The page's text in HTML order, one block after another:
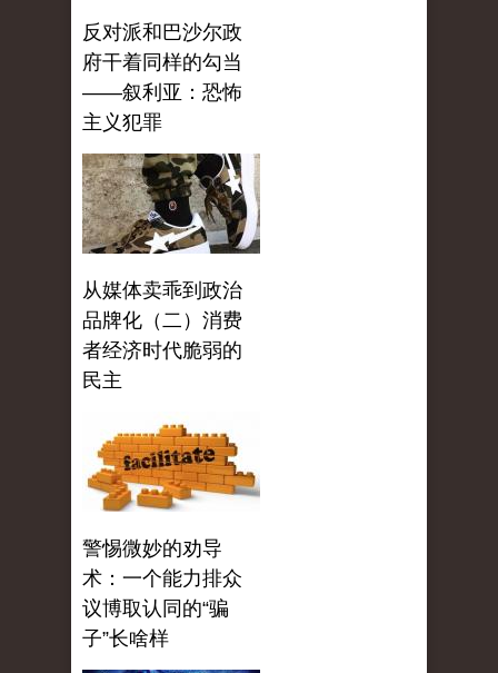
反对派和巴沙尔政
府干着同样的勾当
——叙利亚：恐怖
主义犯罪
从媒体卖乖到政治
品牌化（二）消费
者经济时代脆弱的
民主
警惕微妙的劝导
术：一个能力排众
议博取认同的“骗
子”长啥样